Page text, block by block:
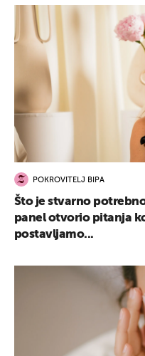
POKROVITELJ BIPA
Što je stvarno
panel otvorio pitanja
postavljamo...